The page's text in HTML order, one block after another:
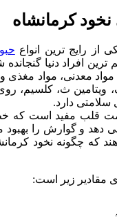
کرمانشاه
از رایج ترین انواع
افراد دنیا
ویتامین ث، کلسیم،
سلامتی دارد.
قلب مفید است که
و گوارش را بهبود
که چگونه نخود
مقادیر زیر است: